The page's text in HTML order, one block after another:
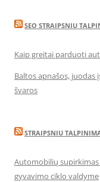
SEO STRAIPSNIU
Kaip greitai parduoti
Baltos apnašos, juodas
švaros
STRAIPSNIU
Automobilių
gyvavimo ciklo valdyme